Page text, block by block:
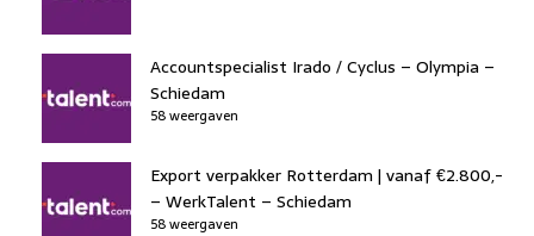
Accountspecialist Irado / Cyclus – Olympia –
Schiedam
58 weergaven
Export verpakker Rotterdam | vanaf €2.800,-
– WerkTalent – Schiedam
58 weergaven